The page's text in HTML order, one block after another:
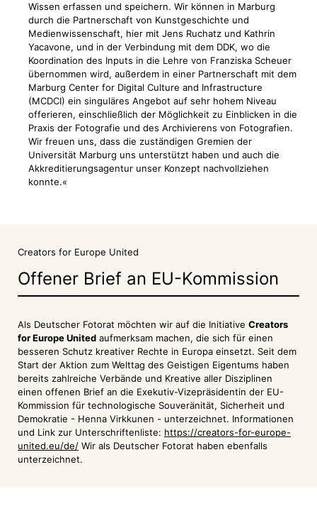
Wissen erfassen und speichern. Wir können in Marburg
durch die Partnerschaft von Kunstgeschichte und
Medienwissenschaft, hier mit Jens Ruchatz und Kathrin
Yacavone, und in der Verbindung mit dem DDK, wo die
Koordination des Inputs in die Lehre von Franziska Scheuer
übernommen wird, außerdem in einer Partnerschaft mit dem
Marburg Center for Digital Culture and Infrastructure
(MCDCI) ein singuläres Angebot auf sehr hohem Niveau
offerieren, einschließlich der Möglichkeit zu Einblicken in die
Praxis der Fotografie und des Archivierens von Fotografien.
Wir freuen uns, dass die zuständigen Gremien der
Universität Marburg uns unterstützt haben und auch die
Akkreditierungsagentur unser Konzept nachvollziehen
konnte.«
Creators for Europe United
Offener Brief an EU-Kommission
Als Deutscher Fotorat möchten wir auf die Initiative Creators
for Europe United aufmerksam machen, die sich für einen
besseren Schutz kreativer Rechte in Europa einsetzt. Seit dem
Start der Aktion zum Welttag des Geistigen Eigentums haben
bereits zahlreiche Verbände und Kreative aller Disziplinen
einen offenen Brief an die Exekutiv-Vizepräsidentin der EU-
Kommission für technologische Souveränität, Sicherheit und
Demokratie - Henna Virkkunen - unterzeichnet. Informationen
und Link zur Unterschriftenliste: https://creators-for-europe-
united.eu/de/ Wir als Deutscher Fotorat haben ebenfalls
unterzeichnet.